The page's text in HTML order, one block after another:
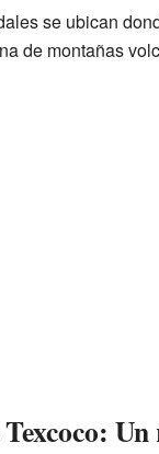
se ubican
de montañas